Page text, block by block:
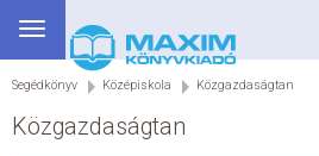
Toggle
navigation
Segédkönyv Középiskola Közgazdaságtan
Közgazdaságtan
BEJELENTKEZÉS
SEGÉDKÖNYV